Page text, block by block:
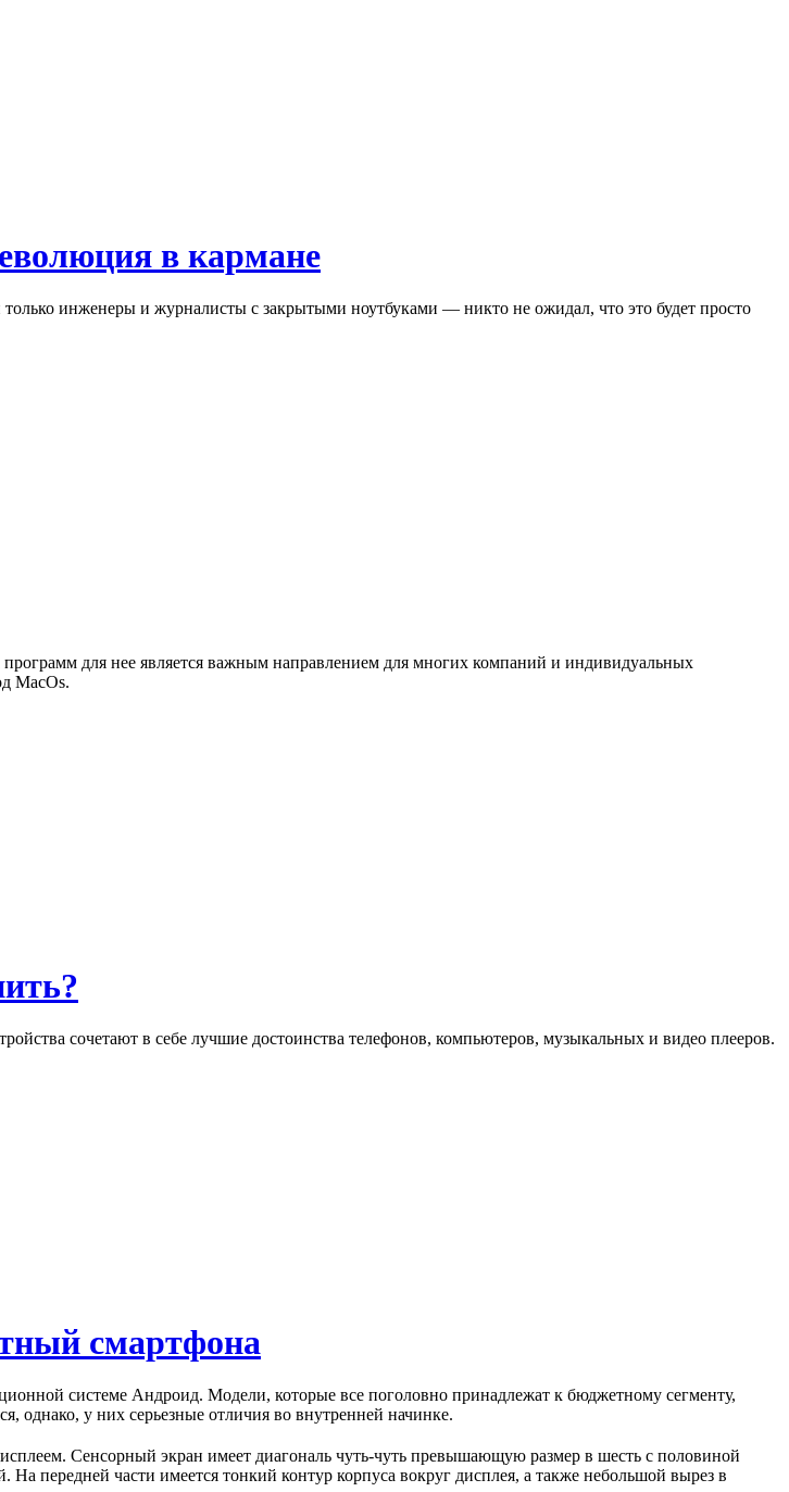
в кармане
инженеры и журналисты с закрытыми ноутбуками — никто не ожидал, что это будет просто
для нее является важным направлением для многих компаний и индивидуальных
MacOs.
сочетают в себе лучшие достоинства телефонов, компьютеров, музыкальных и видео плееров.
смартфона
системе Андроид. Модели, которые все поголовно принадлежат к бюджетному сегменту,
однако, у них серьезные отличия во внутренней начинке.
Сенсорный экран имеет диагональ чуть-чуть превышающую размер в шесть с половиной
передней части имеется тонкий контур корпуса вокруг дисплея, а также небольшой вырез в